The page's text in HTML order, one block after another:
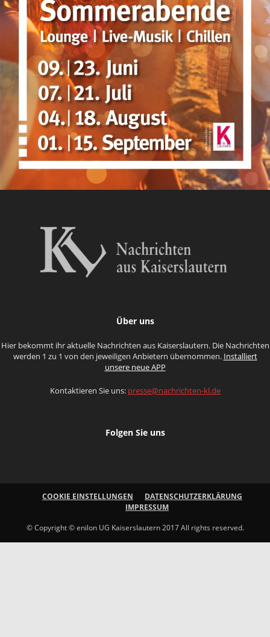
Über uns
Hier bekommt ihr aktuelle Nachrichten aus Kaiserslautern. Die Nachrichten
werden 1 zu 1 von den jeweiligen Anbietern übernommen. Installiert
unsere neue APP
Kontaktieren Sie uns: presse@nachrichten-kl.de
Folgen Sie uns
COOKIE EINSTELLUNGEN
DATENSCHUTZERKLÄRUNG
IMPRESSUM
© Copyright © enilon UG Kaiserslautern 2017 All rights reserved.